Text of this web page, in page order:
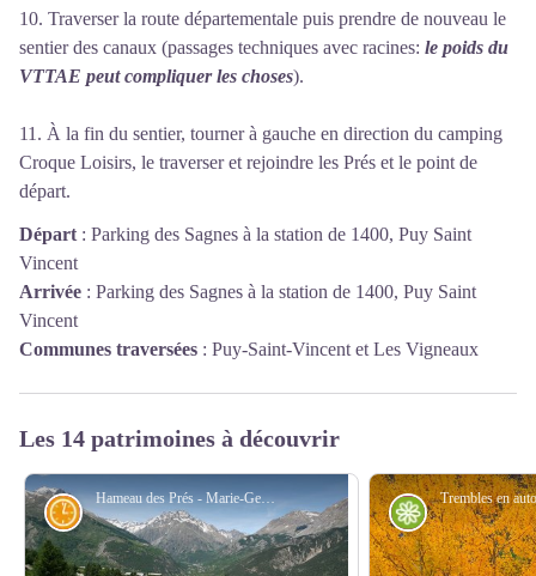
10. Traverser la route départementale puis prendre de nouveau le
sentier des canaux (passages techniques avec racines: le poids du
VTTAE peut compliquer les choses).
11. À la fin du sentier, tourner à gauche en direction du camping
Croque Loisirs, le traverser et rejoindre les Prés et le point de
départ.
Départ : Parking des Sagnes à la station de 1400, Puy Saint
Vincent
Arrivée : Parking des Sagnes à la station de 1400, Puy Saint
Vincent
Communes traversées : Puy-Saint-Vincent et Les Vigneaux
Les 14 patrimoines à découvrir
Hameau des Prés - Marie-Geneviève Nicolas - Parc national des Écrins
Histoire Flore